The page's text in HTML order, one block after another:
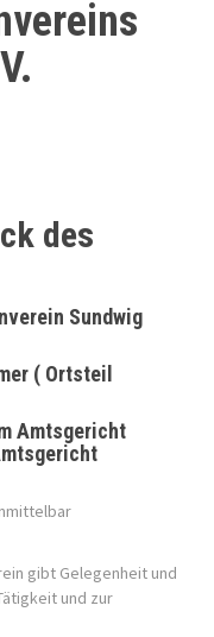
des
Sundwig
( Ortsteil
Amtsgericht
gibt Gelegenheit und
und zur